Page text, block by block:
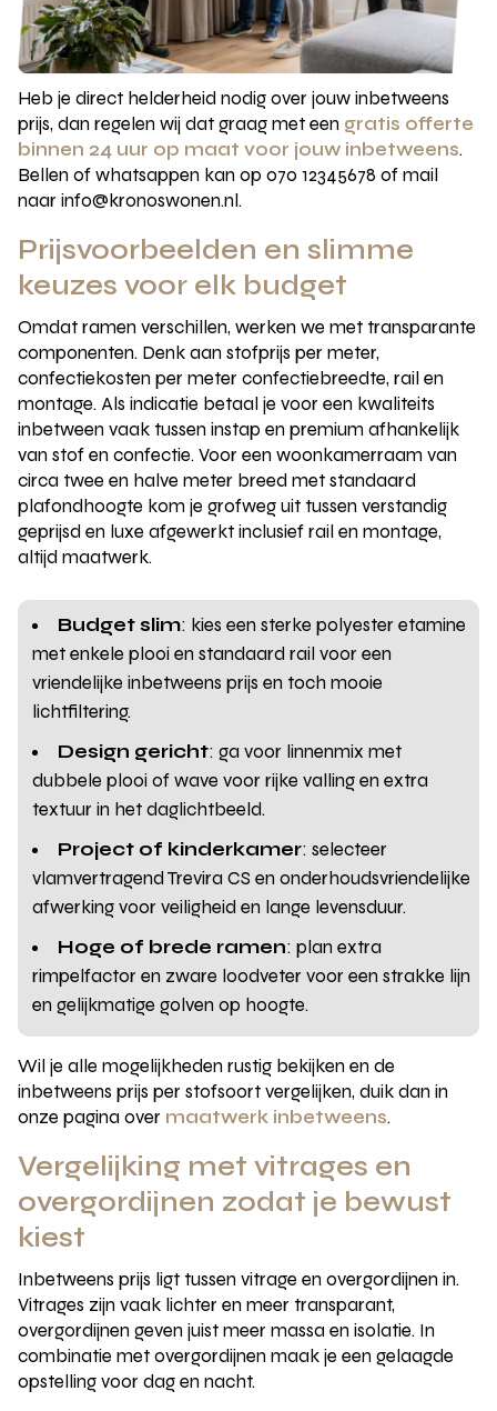
Heb je direct helderheid nodig over jouw inbetweens
prijs, dan regelen wij dat graag met een gratis offerte
binnen 24 uur op maat voor jouw inbetweens.
Bellen of whatsappen kan op 070 12345678 of mail
naar info@kronoswonen.nl.
Prijsvoorbeelden en slimme
keuzes voor elk budget
Omdat ramen verschillen, werken we met transparante
componenten. Denk aan stofprijs per meter,
confectiekosten per meter confectiebreedte, rail en
montage. Als indicatie betaal je voor een kwaliteits
inbetween vaak tussen instap en premium afhankelijk
van stof en confectie. Voor een woonkamerraam van
circa twee en halve meter breed met standaard
plafondhoogte kom je grofweg uit tussen verstandig
geprijsd en luxe afgewerkt inclusief rail en montage,
altijd maatwerk.
Budget slim: kies een sterke polyester etamine
met enkele plooi en standaard rail voor een
vriendelijke inbetweens prijs en toch mooie
lichtfiltering.
Design gericht: ga voor linnenmix met
dubbele plooi of wave voor rijke valling en extra
textuur in het daglichtbeeld.
Project of kinderkamer: selecteer
vlamvertragend Trevira CS en onderhoudsvriendelijke
afwerking voor veiligheid en lange levensduur.
Hoge of brede ramen: plan extra
rimpelfactor en zware loodveter voor een strakke lijn
en gelijkmatige golven op hoogte.
Wil je alle mogelijkheden rustig bekijken en de
inbetweens prijs per stofsoort vergelijken, duik dan in
onze pagina over maatwerk inbetweens.
Vergelijking met vitrages en
overgordijnen zodat je bewust
kiest
Inbetweens prijs ligt tussen vitrage en overgordijnen in.
Vitrages zijn vaak lichter en meer transparant,
overgordijnen geven juist meer massa en isolatie. In
combinatie met overgordijnen maak je een gelaagde
opstelling voor dag en nacht.